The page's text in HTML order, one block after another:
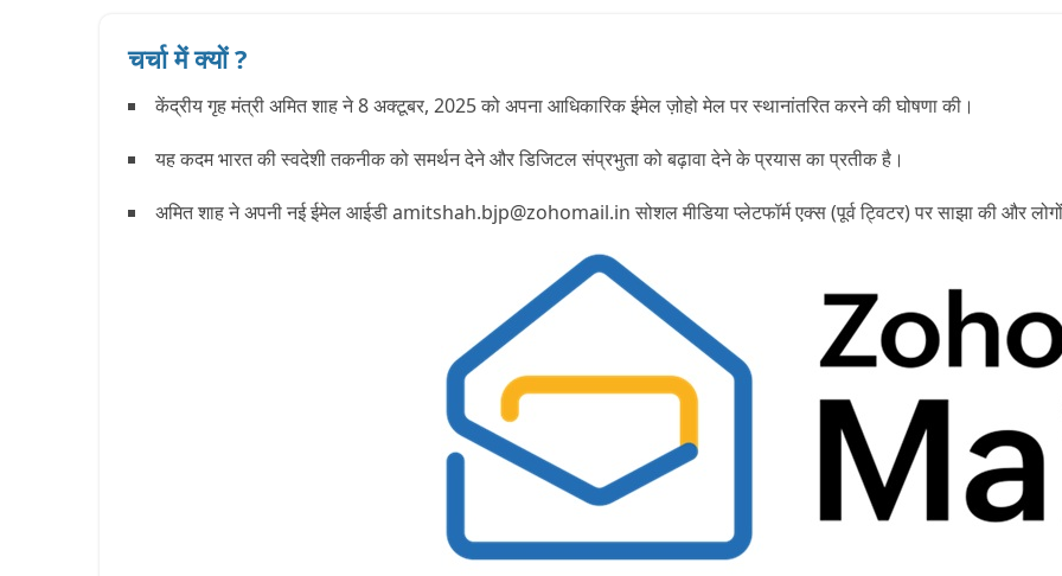
चर्चा में क्यों ?
केंद्रीय गृह मंत्रीअमित शाहने 8 अक्टूबर, 2025 को अपना आधिकारिक ईमेलज़ोहो मेलपर स्थानांतरित करने की घोषणा की।
यह कदम भारत की स्वदेशी तकनीक को समर्थन देने और डिजिटल संप्रभुता को बढ़ावा देने के प्रयास का प्रतीक है।
अमित शाह ने अपनी नई ईमेल आईडीamitshah.bjp@zohomail.in सोशल मीडिया प्लेटफॉर्म एक्स (पूर्व ट्विटर)पर साझा की और